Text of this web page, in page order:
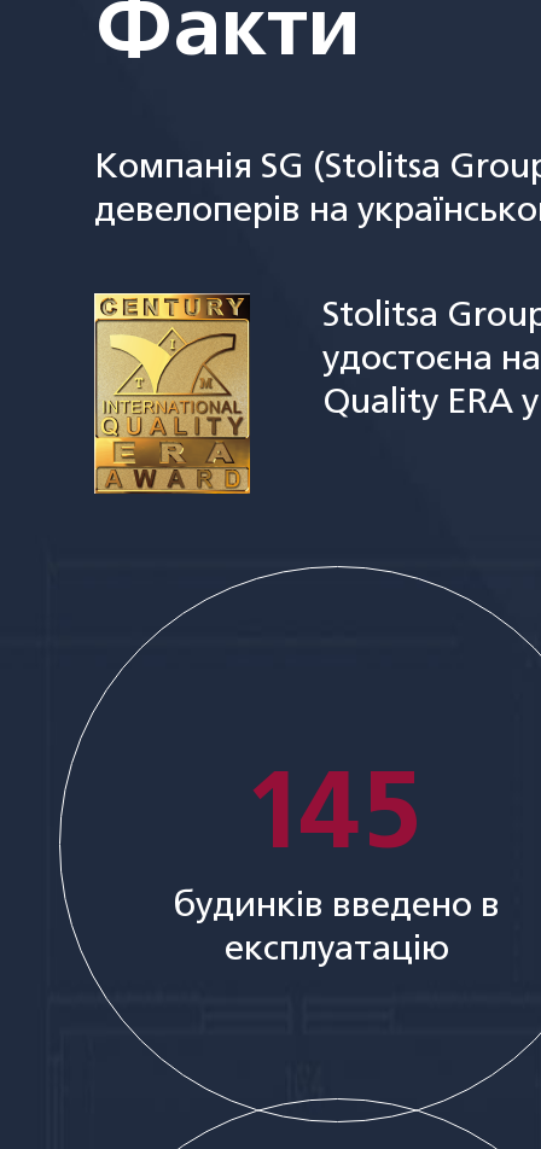
Факти
Компанія SG (Stolitsa
девелоперів на
Stolitsa
удостоєна
Quality ERA
145
будинків введено в
експлуатацію